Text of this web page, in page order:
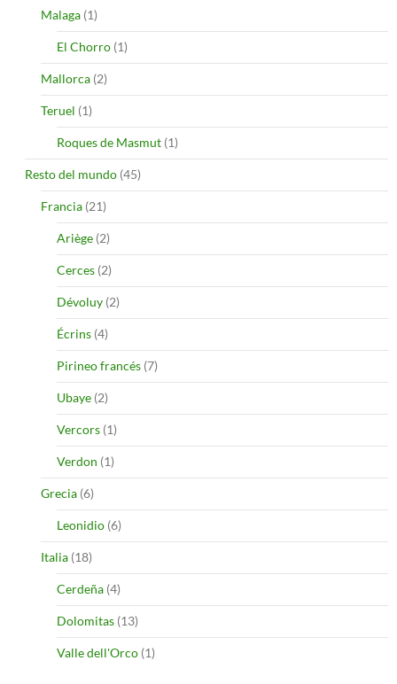
Malaga (1)
El Chorro (1)
Mallorca (2)
Teruel (1)
Roques de Masmut (1)
Resto del mundo (45)
Francia (21)
Ariège (2)
Cerces (2)
Dévoluy (2)
Écrins (4)
Pirineo francés (7)
Ubaye (2)
Vercors (1)
Verdon (1)
Grecia (6)
Leonidio (6)
Italia (18)
Cerdeña (4)
Dolomitas (13)
Valle dell'Orco (1)